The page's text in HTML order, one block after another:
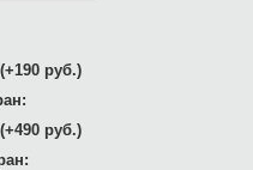
руб.)
руб.)